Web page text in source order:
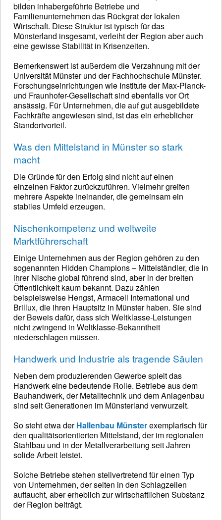
bilden inhabergeführte Betriebe und
Familienunternehmen das Rückgrat der lokalen
Wirtschaft. Diese Struktur ist typisch für das
Münsterland insgesamt, verleiht der Region aber auch
eine gewisse Stabilität in Krisenzeiten.
Bemerkenswert ist außerdem die Verzahnung mit der
Universität Münster und der Fachhochschule Münster.
Forschungseinrichtungen wie Institute der Max-Planck-
und Fraunhofer-Gesellschaft sind ebenfalls vor Ort
ansässig. Für Unternehmen, die auf gut ausgebildete
Fachkräfte angewiesen sind, ist das ein erheblicher
Standortvorteil.
Was den Mittelstand in Münster so stark
macht
Die Gründe für den Erfolg sind nicht auf einen
einzelnen Faktor zurückzuführen. Vielmehr greifen
mehrere Aspekte ineinander, die gemeinsam ein
stabiles Umfeld erzeugen.
Nischenkompetenz und weltweite
Marktführerschaft
Einige Unternehmen aus der Region gehören zu den
sogenannten Hidden Champions – Mittelständler, die in
ihrer Nische global führend sind, aber in der breiten
Öffentlichkeit kaum bekannt. Dazu zählen
beispielsweise Hengst, Armacell International und
Brillux, die ihren Hauptsitz in Münster haben. Sie sind
der Beweis dafür, dass sich Weltklasse-Leistungen
nicht zwingend in Weltklasse-Bekanntheit
niederschlagen müssen.
Handwerk und Industrie als tragende Säulen
Neben dem produzierenden Gewerbe spielt das
Handwerk eine bedeutende Rolle. Betriebe aus dem
Bauhandwerk, der Metalltechnik und dem Anlagenbau
sind seit Generationen im Münsterland verwurzelt.
So steht etwa derHallenbau Münsterexemplarisch für
den qualitätsorientierten Mittelstand, der im regionalen
Stahlbau und in der Metallverarbeitung seit Jahren
solide Arbeit leistet.
Solche Betriebe stehen stellvertretend für einen Typ
von Unternehmen, der selten in den Schlagzeilen
auftaucht, aber erheblich zur wirtschaftlichen Substanz
der Region beiträgt.